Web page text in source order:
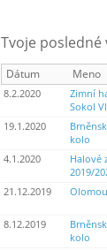
Tvoje posledné
Dátum Meno
8.2.2020
Zimní
Sokol
19.1.2020
kolo
4.1.2020
Halové
2019/
21.12.2019
8.12.2019
kolo